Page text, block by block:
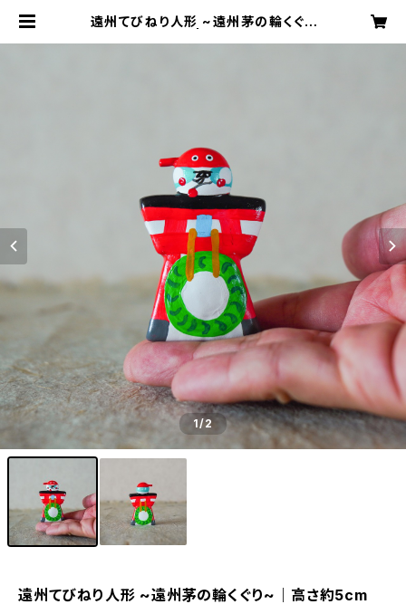
遠州てびねり人形 ~遠州茅の輪くぐり
1/2
遠州てびねり人形 ~遠州茅の輪くぐり~｜高さ約5cm